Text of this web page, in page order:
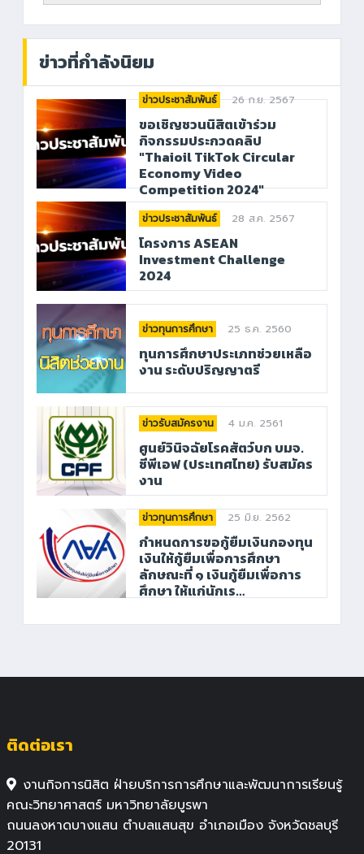
ข่าวที่กำลังนิยม
ข่าวประชาสัมพันธ์ 26 ก.ย. 2567
ขอเชิญชวนนิสิตเข้าร่วม
กิจกรรมประกวดคลิป
"Thaioil TikTok Circular
Economy Video
Competition 2024"
ข่าวประชาสัมพันธ์ 28 ส.ค. 2567
โครงการ ASEAN
Investment Challenge
2024
ข่าวทุนการศึกษา 25 ธ.ค. 2560
ทุนการศึกษาประเภทช่วยเหลือ
งาน ระดับปริญญาตรี
ข่าวรับสมัครงาน 4 ม.ค. 2561
ศูนย์วินิจฉัยโรคสัตว์บก บมจ.
ซีพีเอฟ (ประเทศไทย) รับสมัคร
งาน
ข่าวทุนการศึกษา 25 มิ.ย. 2562
กำหนดการขอกู้ยืมเงินกองทุน
เงินให้กู้ยืมเพื่อการศึกษา
ลักษณะที่ ๑ เงินกู้ยืมเพื่อการ
ศึกษา ให้แก่นักเร…
ติดต่อเรา
งานกิจการนิสิต ฝ่ายบริการการศึกษาและพัฒนาการเรียนรู้
คณะวิทยาศาสตร์ มหาวิทยาลัยบูรพา
ถนนลงหาดบางแสน ตำบลแสนสุข อำเภอเมือง จังหวัดชลบุรี
20131